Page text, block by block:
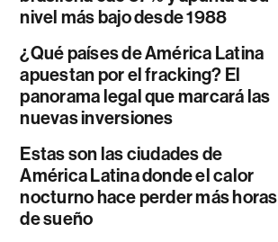
nivel más bajo desde 1988
¿Qué países de América Latina
apuestan por el fracking? El
panorama legal que marcará las
nuevas inversiones
Estas son las ciudades de
América Latina donde el calor
nocturno hace perder más horas
de sueño